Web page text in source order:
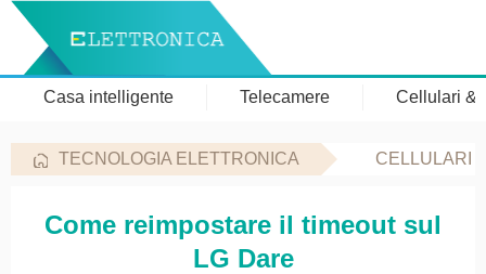
Casa intelligente Telecamere Cellulari &
TECNOLOGIA ELETTRONICA CELLULARI
Come reimpostare il timeout sul
LG Dare